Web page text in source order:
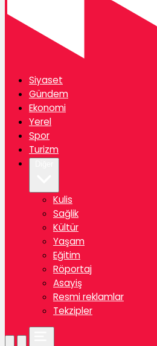
Siyaset
Gündem
Ekonomi
Yerel
Spor
Turizm
Kulis
Sağlik
Kültür
Yaşam
Eğitim
Röportaj
Asayiş
Resmi reklamlar
Tekzipler